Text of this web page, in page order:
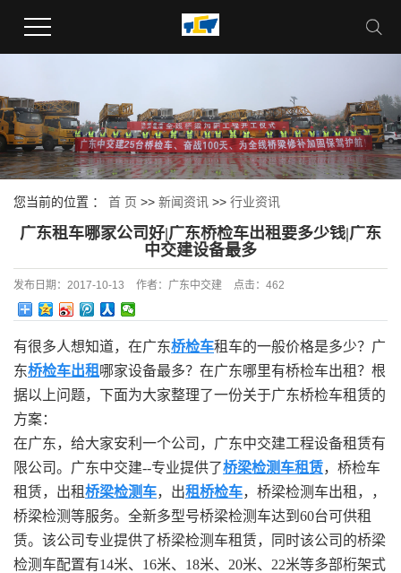
您当前的位置 ： 首 页 >> 新闻资讯 >> 行业资讯
广东租车哪家公司好|广东桥检车出租要多少钱|广东
中交建设备最多
发布日期： 2017-10-13 作者： 广东中交建 点击： 462
有很多人想知道，在广东桥检车租车的一般价格是多少？广
东桥检车出租 哪家设备最多？在广东哪里有桥检车出租？根
据以上问题，下面为大家整理了一份关于广东桥检车租赁的
方案：
在广东，给大家安利一个公司，广东中交建工程设备租赁有
限公司。广东中交建--专业提供了桥梁检测车租赁，桥检车
租赁，出租桥梁检测车，出租桥检车，桥梁检测车出租，，
桥梁检测等服务。全新多型号桥梁检测车达到60台可供租
赁。该公司专业提供了桥梁检测车租赁，同时该公司的桥梁
检测车配置有14米、16米、18米、20米、22米等多部桁架式